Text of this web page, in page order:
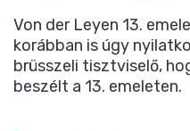
Von der Leyen 13.
korábban is úgy
brüsszeli tisztviselő,
beszélt a 13. emeleten.